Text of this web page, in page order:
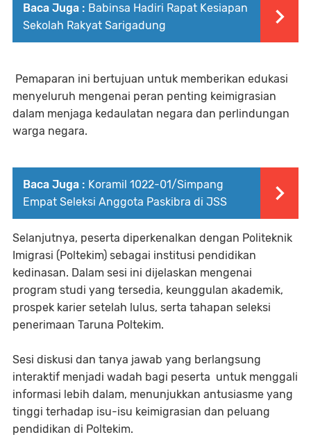
Baca Juga : Babinsa Hadiri Rapat Kesiapan
Sekolah Rakyat Sarigadung
Pemaparan ini bertujuan untuk memberikan edukasi
menyeluruh mengenai peran penting keimigrasian
dalam menjaga kedaulatan negara dan perlindungan
warga negara.
Baca Juga : Koramil 1022-01/Simpang
Empat Seleksi Anggota Paskibra di JSS
Selanjutnya, peserta diperkenalkan dengan Politeknik
Imigrasi (Poltekim) sebagai institusi pendidikan
kedinasan. Dalam sesi ini dijelaskan mengenai
program studi yang tersedia, keunggulan akademik,
prospek karier setelah lulus, serta tahapan seleksi
penerimaan Taruna Poltekim.
Sesi diskusi dan tanya jawab yang berlangsung
interaktif menjadi wadah bagi peserta untuk menggali
informasi lebih dalam, menunjukkan antusiasme yang
tinggi terhadap isu-isu keimigrasian dan peluang
pendidikan di Poltekim.